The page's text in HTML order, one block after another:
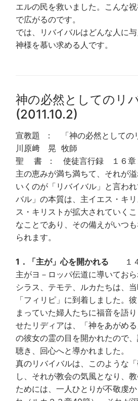
エルの民を救いました。こんな
で広がるのです。
では、リバイバルはどんな人に与
神様を慕い求める人です。
神の必然としてのリ
(2011.10.2)
宣教題 ： 「神の必然として
川原﨑 晃 牧師
聖 書 ： 使徒言行録 １６章
主の恵みが満ち満ちて、それが
いくのが「リバイバル」と言わ
バル」の本質は、主イエス・キ
ス・キリストが拡大されていく
なことであり、その備えがいつ
られます。
1．「主が」心を開かれる １
主がヨ－ロッパ伝道に導いておら
シラス、テモテ、ルカたちは、
「フィリピ」に到着しました。
まっていた婦人たちに福音を語
せたリディアは、「神をあがめ
の彼女の霊の目を開かれたので
聴き、回心へと導かれました。
真のリバイバルは、このような
し、それが教会の気風となり、
ためには、一人ひとりが不敬虔